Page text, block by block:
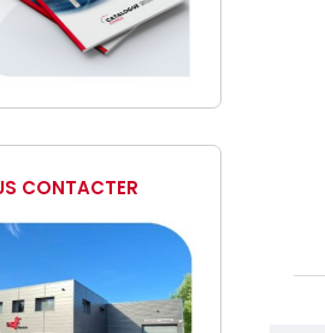
CONTACTER